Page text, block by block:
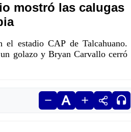
mostró las calugas
el estadio CAP de Talcahuano.
golazo y Bryan Carvallo cerró